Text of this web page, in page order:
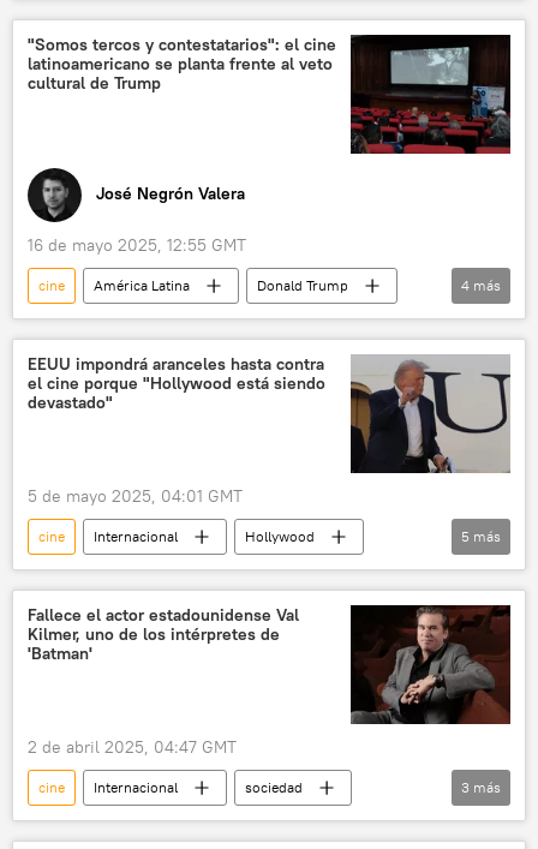
"Somos tercos y contestatarios": el cine
latinoamericano se planta frente al veto
cultural de Trump
José Negrón Valera
16 de mayo 2025, 12:55 GMT
cine América Latina
Donald Trump
Venezuela
🎭 Arte y cultura
Moscú
Hollywood
4 más
EEUU impondrá aranceles hasta contra
el cine porque "Hollywood está siendo
devastado"
5 de mayo 2025, 04:01 GMT
cine Internacional
Hollywood
Donald Trump
aranceles
📈 Mercados y finanzas
EEUU China
5 más
Fallece el actor estadounidense Val
Kilmer, uno de los intérpretes de
'Batman'
2 de abril 2025, 04:47 GMT
cine Internacional
sociedad
Batman
🎭 Arte y cultura
3 más